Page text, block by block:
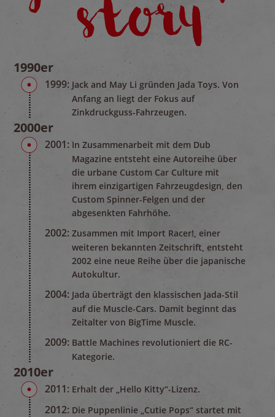
1990er
1999: Jack and May Li gründen Jada Toys. Von
Anfang an liegt der Fokus auf
Zinkdruckguss-Fahrzeugen.
2000er
2001: In Zusammenarbeit mit dem Dub
Magazine entsteht eine Autoreihe über
die urbane Custom Car Culture mit
ihrem einzigartigen Fahrzeugdesign, den
Custom Spinner-Felgen und der
abgesenkten Fahrhöhe.
2002: Zusammen mit Import Racer!, einer
weiteren bekannten Zeitschrift, entsteht
2002 eine neue Reihe über die japanische
Autokultur.
2004: Jada überträgt den klassischen Jada-Stil
auf die Muscle-Cars. Damit beginnt das
Zeitalter von BigTime Muscle.
2009: Battle Machines revolutioniert die RC-
Kategorie.
2010er
2011: Erhalt der „Hello Kitty“-Lizenz.
2012: Die Puppenlinie „Cutie Pops“ startet mit